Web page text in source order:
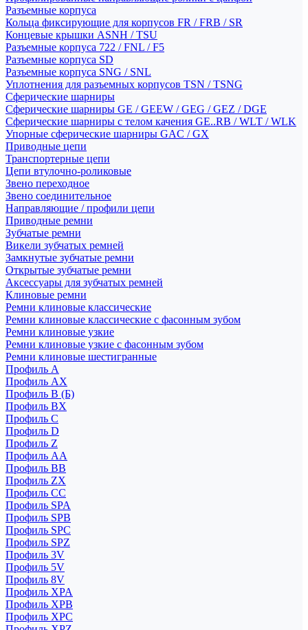
Разъемные корпуса
Кольца фиксирующие для корпусов FR / FRB / SR
Концевые крышки ASNH / TSU
Разъемные корпуса 722 / FNL / F5
Разъемные корпуса SD
Разъемные корпуса SNG / SNL
Уплотнения для разъемных корпусов TSN / TSNG
Сферические шарниры
Сферические шарниры GE / GEEW / GEG / GEZ / DGE
Сферические шарниры с телом качения GE..RB / WLT / WLK
Упорные сферические шарниры GAC / GX
Приводные цепи
Транспортерные цепи
Цепи втулочно-роликовые
Звено переходное
Звено соединительное
Направляющие / профили цепи
Приводные ремни
Зубчатые ремни
Викели зубчатых ремней
Замкнутые зубчатые ремни
Открытые зубчатые ремни
Аксессуары для зубчатых ремней
Клиновые ремни
Ремни клиновые классические
Ремни клиновые классические с фасонным зубом
Ремни клиновые узкие
Ремни клиновые узкие с фасонным зубом
Ремни клиновые шестигранные
Профиль A
Профиль AX
Профиль B (Б)
Профиль BX
Профиль C
Профиль D
Профиль Z
Профиль АА
Профиль BB
Профиль ZX
Профиль CC
Профиль SPA
Профиль SPB
Профиль SPC
Профиль SPZ
Профиль 3V
Профиль 5V
Профиль 8V
Профиль XPA
Профиль XPB
Профиль XPC